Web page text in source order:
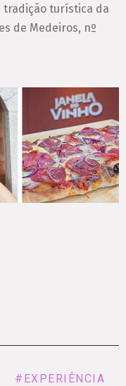
tradição turística da
de Medeiros, nº
#EXPERIÊNCIA